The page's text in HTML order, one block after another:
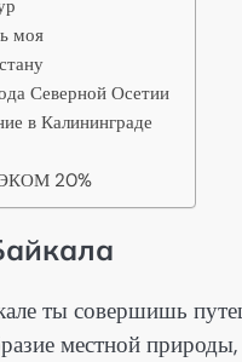
моя
Северной Осетии
в Калининграде
20%
ты совершишь
местной